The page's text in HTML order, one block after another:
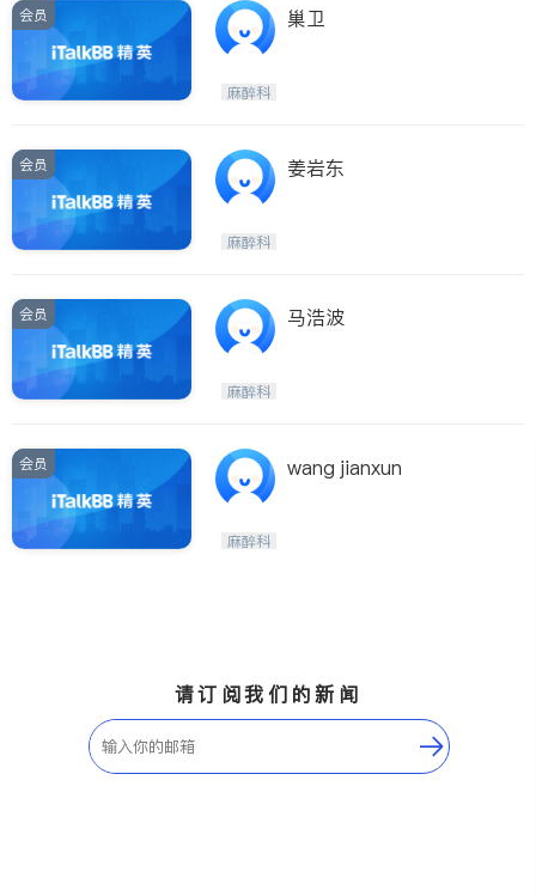
会员 巢卫
麻醉科
会员 姜岩东
麻醉科
会员 马浩波
麻醉科
会员 wang jianxun
麻醉科
请订阅我们的新闻